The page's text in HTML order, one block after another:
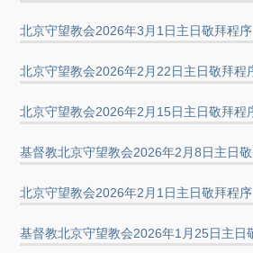
北京守望教会2026年3月1日主日敬拜程序
北京守望教会2026年2月22日主日敬拜程
北京守望教会2026年2月15日主日敬拜程
基督教北京守望教会2026年2月8日主日
北京守望教会2026年2月1日主日敬拜程序
基督教北京守望教会2026年1月25日主日